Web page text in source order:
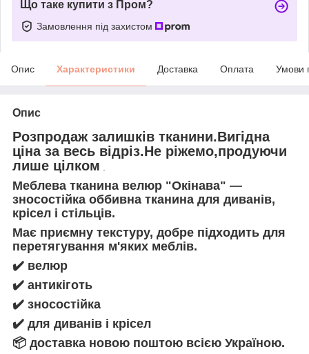
Що таке купити з Пром?
Замовлення під захистом
Опис Характеристики Доставка Оплата Умови
Опис
Розпродаж залишків тканини.Вигідна
ціна за весь відріз.Не ріжемо,продуючи
лише цілком
Меблева тканина велюр "Окінава" —
зносостійка оббивна тканина для диванів,
крісел і стільців.
Має приємну текстуру, добре підходить для
перетягування м'яких меблів.
✔️ велюр
✔️ антикіготь
✔️ зносостійка
✔️ для диванів і крісел
📦 доставка новою поштою всією Україною.